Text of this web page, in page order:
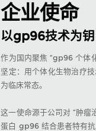
企业使命
以gp96技术为
作为国内聚焦 “gp96 个体
坚定：用个体化生物治疗
为临床常态。
这一使命源于公司对 “肿
蛋白 gp96 结合患者特有